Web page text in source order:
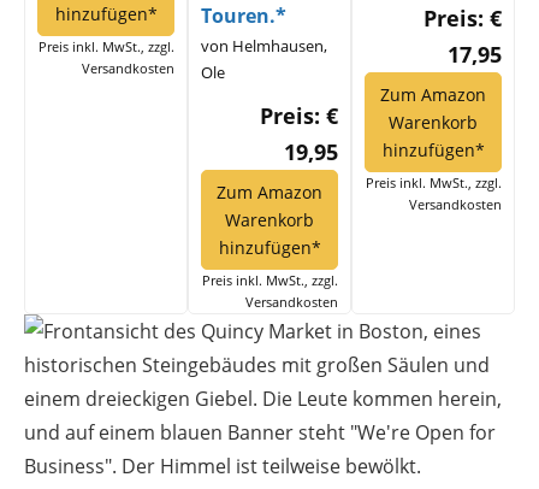
hinzufügen*
Preis inkl. MwSt., zzgl.
Versandkosten
Touren.*
von Helmhausen,
Ole
Preis: €
19,95
Zum Amazon
Warenkorb
hinzufügen*
Preis inkl. MwSt., zzgl.
Versandkosten
Preis: €
17,95
Zum Amazon
Warenkorb
hinzufügen*
Preis inkl. MwSt., zzgl.
Versandkosten